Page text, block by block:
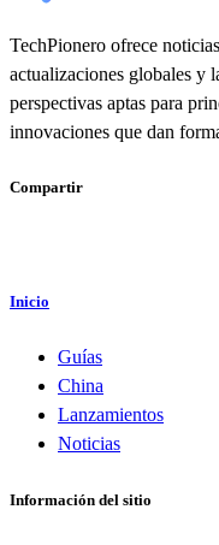
TechPionero ofrece
actualizaciones globales y
perspectivas aptas para
innovaciones que dan
Compartir
Inicio
Guías
China
Lanzamientos
Noticias
Información del sitio